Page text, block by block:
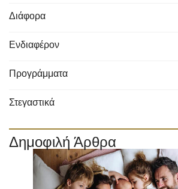
Διάφορα
Ενδιαφέρον
Προγράμματα
Στεγαστικά
Δημοφιλή Άρθρα